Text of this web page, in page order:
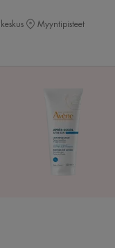
Myyntipisteet